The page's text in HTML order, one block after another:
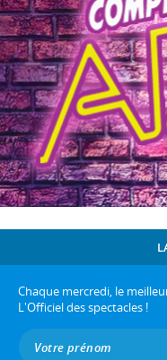
Chaque mercredi, le
L'Officiel des spectacles !